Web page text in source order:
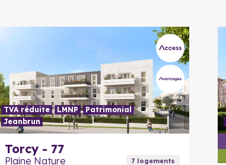
TVA réduite LMNP
Patrimonial
Jeanbrun
Torcy - 77
Plaine Nature 7logements